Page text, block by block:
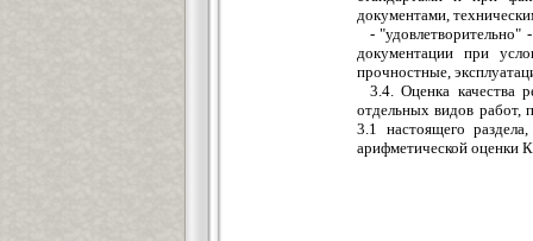
документами,
- "удовлетворительно"
документации при
прочностные,
3.4. Оценка качества
отдельных видов работ,
3.1 настоящего
арифметической оценки